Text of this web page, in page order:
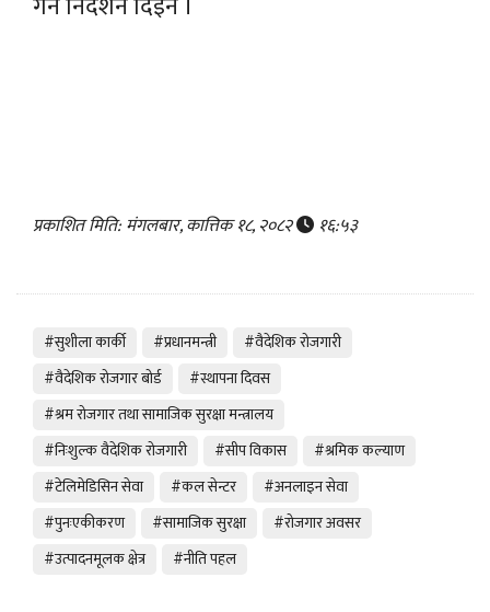
प्रकाशित मिति: मंगलबार, कात्तिक १८, २०८२ १६:५३
#सुशीला कार्की #प्रधानमन्त्री
#वैदेशिक रोजगारी
#वैदेशिक रोजगार बोर्ड
#स्थापना दिवस
#श्रम रोजगार तथा सामाजिक सुरक्षा मन्त्रालय
#निःशुल्क वैदेशिक रोजगारी
#सीप विकास
#श्रमिक कल्याण
#टेलिमेडिसिन सेवा
#कल सेन्टर
#अनलाइन सेवा
#पुनःएकीकरण
#सामाजिक सुरक्षा
#रोजगार अवसर
#उत्पादनमूलक क्षेत्र
#नीति पहल